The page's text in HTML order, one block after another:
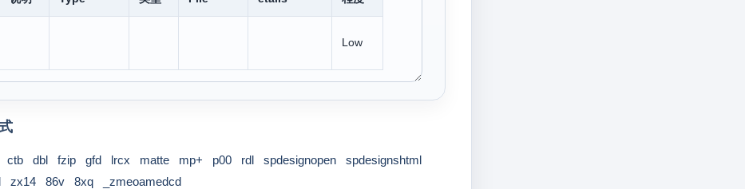
Low
ctb dbl fzip gfd lrcx matte mp+ p00 rdl spdesignopen
spdesignshtml
zx14 86v 8xq _zmeoamedcd